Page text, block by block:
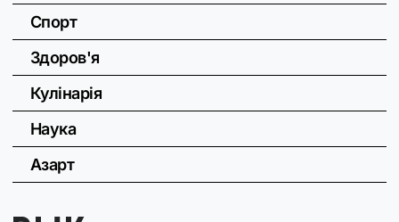
Спорт
Здоров'я
Кулінарія
Наука
Азарт